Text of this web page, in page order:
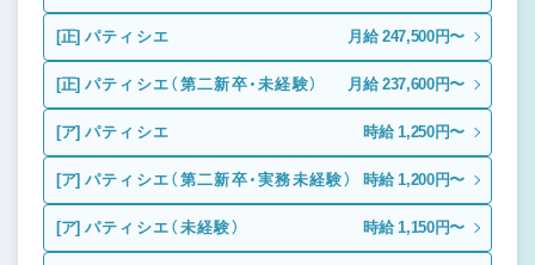
[正] パティシエ 月給 247,500円〜
[正] パティシエ（第二新卒・未経験） 月給 237,600円〜
[ア] パティシエ 時給 1,250円〜
[ア] パティシエ（第二新卒・実務未経験） 時給 1,200円〜
[ア] パティシエ（未経験） 時給 1,150円〜